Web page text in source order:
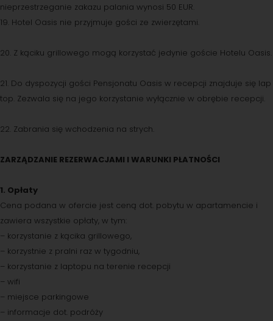
nieprzestrzeganie zakazu palania wynosi 50 EUR.
19. Hotel Oasis nie przyjmuje gości ze zwierzętami.
20. Z kąciku grillowego mogą korzystać jedynie goście Hotelu Oasis.
21. Do dyspozycji gości Pensjonatu Oasis w recepcji znajduje się lap
top. Zezwala się na jego korzystanie wyłącznie w obrębie recepcji.
22. Zabrania się wchodzenia na strych.
ZARZĄDZANIE REZERWACJAMI I WARUNKI PŁATNOŚCI
1. Opłaty
Cena podana w ofercie jest ceną dot. pobytu w apartamencie i
zawiera wszystkie opłaty, w tym:
– korzystanie z kącika grillowego,
– korzystnie z pralni raz w tygodniu,
– korzystanie z laptopu na terenie recepcji
– wifi
– miejsce parkingowe
– informacje dot. podróży